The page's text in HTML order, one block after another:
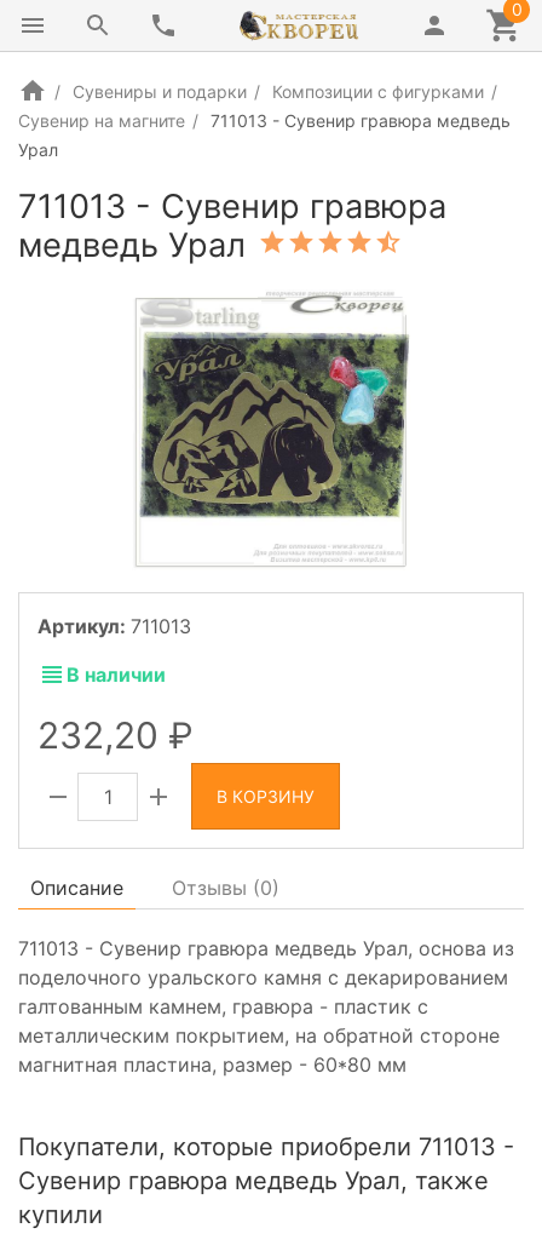
0
Сувениры и подарки
Композиции с фигурками
Сувенир на магните
711013 - Сувенир гравюра медведь
Урал
711013 - Сувенир гравюра
медведь Урал
Артикул: 711013
В наличии
232,20
В КОРЗИНУ
Описание Отзывы (0)
711013 - Сувенир гравюра медведь Урал, основа из
поделочного уральского камня с декарированием
галтованным камнем, гравюра - пластик с
металлическим покрытием, на обратной стороне
магнитная пластина, размер - 60*80 мм
Покупатели, которые приобрели 711013 -
Сувенир гравюра медведь Урал, также
купили